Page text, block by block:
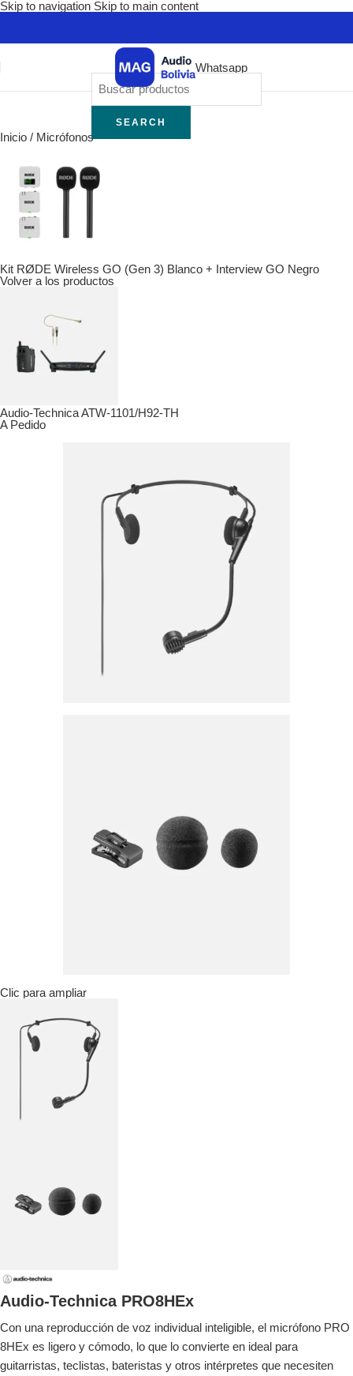
Skip to navigation Skip to main content
Whatsapp
SEARCH
Inicio / Micrófonos
Kit RØDE Wireless GO (Gen 3) Blanco + Interview GO Negro
Volver a los productos
Audio-Technica ATW-1101/H92-TH
A Pedido
Clic para ampliar
Audio-Technica PRO8HEx
Con una reproducción de voz individual inteligible, el micrófono PRO
8HEx es ligero y cómodo, lo que lo convierte en ideal para
guitarristas, teclistas, bateristas y otros intérpretes que necesiten